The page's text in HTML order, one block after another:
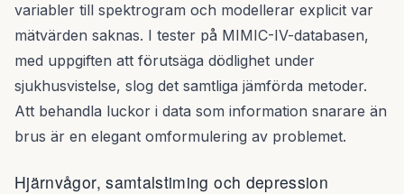
variabler till spektrogram och modellerar explicit var
mätvärden saknas. I tester på MIMIC-IV-databasen,
med uppgiften att förutsäga dödlighet under
sjukhusvistelse, slog det samtliga jämförda metoder.
Att behandla luckor i data som information snarare än
brus är en elegant omformulering av problemet.
Hjärnvågor, samtalstiming och depression